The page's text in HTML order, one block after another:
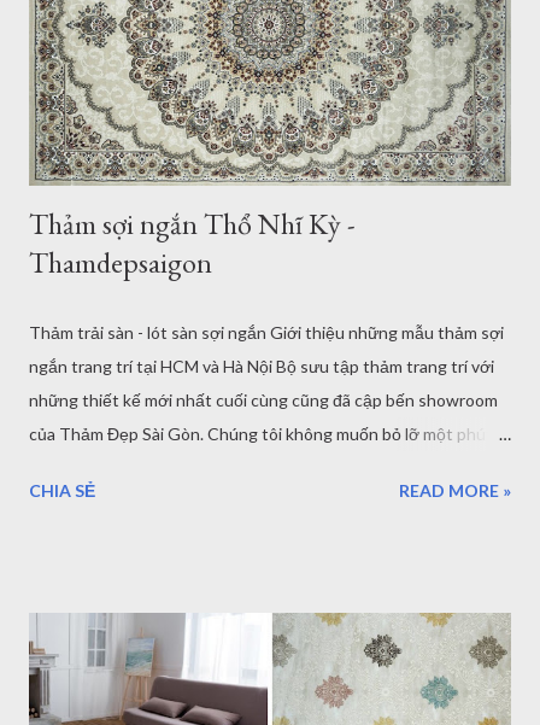
Nội. Thảm lông xù cho phòng ngủ 2mx3m Dưới đây là một số
thông tin Thảm Đẹp cung cấp cho bạn khi bạn mua thảm lót sàn
trang trí đẹp, chất lượng, an toàn. Những mẫu thảm trang...
Thảm sợi ngắn Thổ Nhĩ Kỳ -
Thamdepsaigon
Thảm trải sàn - lót sàn sợi ngắn Giới thiệu những mẫu thảm sợi
ngắn trang trí tại HCM và Hà Nội Bộ sưu tập thảm trang trí với
những thiết kế mới nhất cuối cùng cũng đã cập bến showroom
của Thảm Đẹp Sài Gòn. Chúng tôi không muốn bỏ lỡ một phút
khách quý luôn tin tưởng Thảm Đẹp Mẫu Thảm Cổ Điển Sợi
tôi sẽ phân tích đến chất liệu, chiều cao, mật độ sợi,.. của thảm
Thổ Nhĩ Kỳ để quý khách hàng có thể đánh giá một cách chân
thật nhất về chất lượng của sản phẩm chúng tôi. Đến với loạt
CHIA SẺ READ MORE »